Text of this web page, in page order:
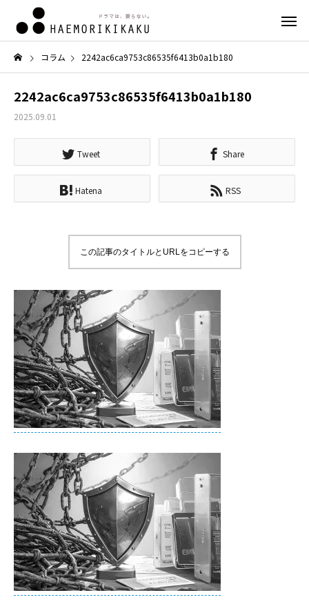
コラム 2242ac6ca9753c86535f6413b0a1b180
2242ac6ca9753c86535f6413b0a1b180
2025.09.01
Tweet Share
Hatena RSS
この記事のタイトルとURLをコピーする